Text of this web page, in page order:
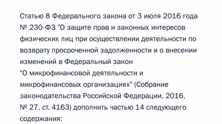
Статью 8 Федерального закона от 3 июля 2016 года
№ 230-ФЗ "О защите прав и законных интересов
физических лиц при осуществлении деятельности по
возврату просроченной задолженности и о внесении
изменений в Федеральный закон
"О микрофинансовой деятельности и
микрофинансовых организациях" (Собрание
законодательства Российской Федерации, 2016,
№ 27, ст. 4163) дополнить частью 14 следующего
содержания: